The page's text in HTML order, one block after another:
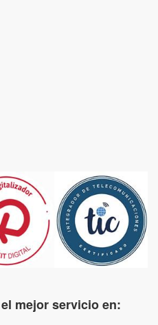
mejor servicio en: